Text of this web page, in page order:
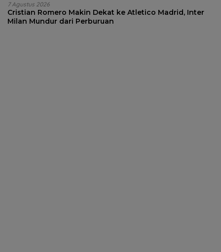
7 Agustus 2026
Cristian Romero Makin Dekat ke Atletico Madrid, Inter
Milan Mundur dari Perburuan